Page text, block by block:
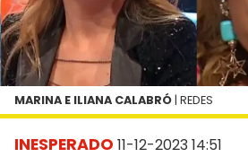
INESPERADO 11-12-2023 14:51
MARINA E ILIANA CALABRÓ | REDES